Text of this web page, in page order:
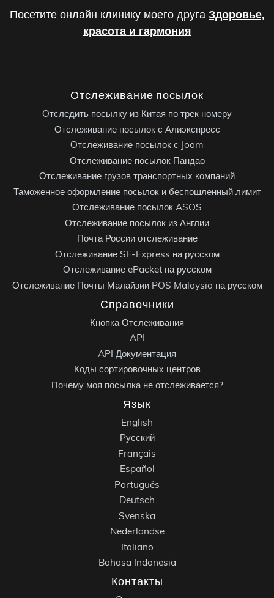
Посетите онлайн клинику моего друга Здоровье,
красота и гармония
Отслеживание посылок
Отследить посылку из Китая по трек номеру
Отслеживание посылок с Алиэкспресс
Отслеживание посылок с Joom
Отслеживание посылок Пандао
Отслеживание грузов транспортных компаний
Таможенное оформление посылок и беспошленный лимит
Отслеживание посылок ASOS
Отслеживание посылок из Англии
Почта России отслеживание
Отслеживание SF-Express на русском
Отслеживание ePacket на русском
Отслеживание Почты Малайзии POS Malaysia на русском
Справочники
Кнопка Отслеживания
API
API Документация
Коды сортировочных центров
Почему моя посылка не отслеживается?
Язык
English
Русский
Français
Español
Português
Deutsch
Svenska
Nederlandse
Italiano
Bahasa Indonesia
Контакты